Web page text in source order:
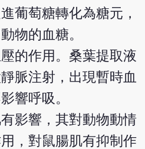
葡萄糖轉化為糖元，
物的血糖。
的作用。桑葉提取液
脈注射，出現暫時血
響呼吸。
影響，其對動物動情
，對鼠腸肌有抑制作